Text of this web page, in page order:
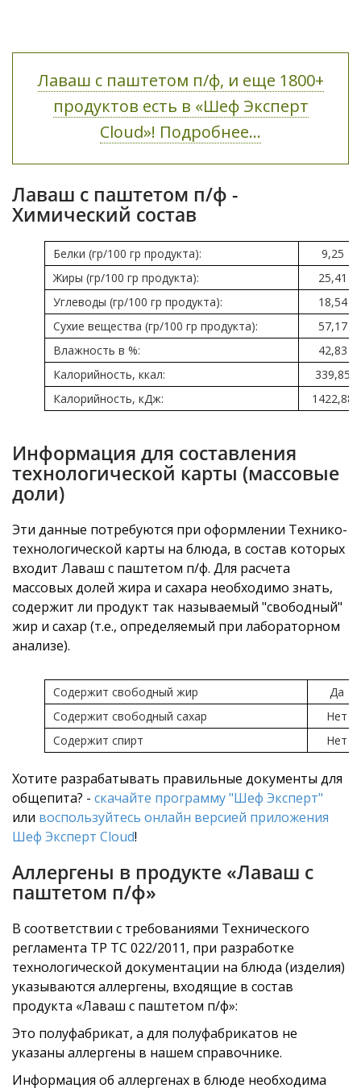
Лаваш с паштетом п/ф, и еще 1800+
продуктов есть в «Шеф Эксперт
Cloud»! Подробнее...
Лаваш с паштетом п/ф -
Химический состав
Белки (гр/100 гр продукта):
9,25
Жиры (гр/100 гр продукта):
25,41
Углеводы (гр/100 гр продукта):
18,54
Сухие вещества (гр/100 гр продукта):
57,17
Влажность в %:
42,83
Калорийность, ккал:
339,85
Калорийность, кДж:
1422,88
Информация для составления
технологической карты (массовые
доли)
Эти данные потребуются при оформлении Технико-
технологической карты на блюда, в состав которых
входит Лаваш с паштетом п/ф. Для расчета
массовых долей жира и сахара необходимо знать,
содержит ли продукт так называемый "свободный"
жир и сахар (т.е., определяемый при лабораторном
анализе).
Содержит свободный жир
Да
Содержит свободный сахар
Нет
Содержит спирт
Нет
Хотите разрабатывать правильные документы для
общепита? - скачайте программу "Шеф Эксперт"
или воспользуйтесь онлайн версией приложения
Шеф Эксперт Cloud!
Аллергены в продукте «Лаваш с
паштетом п/ф»
В соответствии с требованиями Технического
регламента ТР ТС 022/2011, при разработке
технологической документации на блюда (изделия)
указываются аллергены, входящие в состав
продукта «Лаваш с паштетом п/ф»:
Это полуфабрикат, а для полуфабрикатов не
указаны аллергены в нашем справочнике.
Информация об аллергенах в блюде необходима